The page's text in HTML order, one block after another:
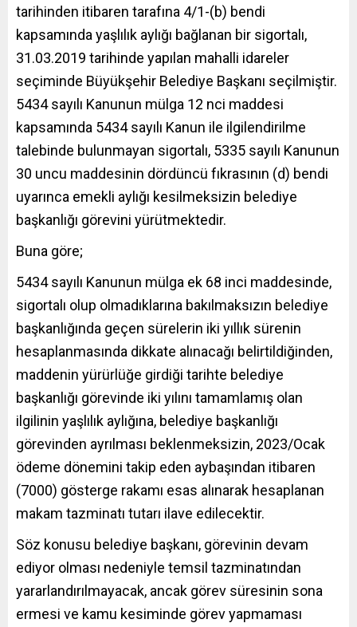
tarihinden itibaren tarafına 4/1-(b) bendi
kapsamında yaşlılık aylığı bağlanan bir sigortalı,
31.03.2019 tarihinde yapılan mahalli idareler
seçiminde Büyükşehir Belediye Başkanı seçilmiştir.
5434 sayılı Kanunun mülga 12 nci maddesi
kapsamında 5434 sayılı Kanun ile ilgilendirilme
talebinde bulunmayan sigortalı, 5335 sayılı Kanunun
30 uncu maddesinin dördüncü fıkrasının (d) bendi
uyarınca emekli aylığı kesilmeksizin belediye
başkanlığı görevini yürütmektedir.
Buna göre;
5434 sayılı Kanunun mülga ek 68 inci maddesinde,
sigortalı olup olmadıklarına bakılmaksızın belediye
başkanlığında geçen sürelerin iki yıllık sürenin
hesaplanmasında dikkate alınacağı belirtildiğinden,
maddenin yürürlüğe girdiği tarihte belediye
başkanlığı görevinde iki yılını tamamlamış olan
ilgilinin yaşlılık aylığına, belediye başkanlığı
görevinden ayrılması beklenmeksizin, 2023/Ocak
ödeme dönemini takip eden aybaşından itibaren
(7000) gösterge rakamı esas alınarak hesaplanan
makam tazminatı tutarı ilave edilecektir.
Söz konusu belediye başkanı, görevinin devam
ediyor olması nedeniyle temsil tazminatından
yararlandırılmayacak, ancak görev süresinin sona
ermesi ve kamu kesiminde görev yapmaması